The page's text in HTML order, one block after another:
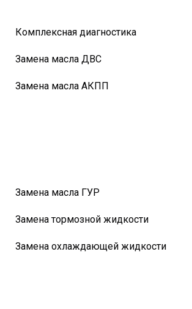
Комплексная диагностика
Замена масла ДВС
Замена масла АКПП
Замена масла ГУР
Замена тормозной жидкости
Замена охлаждающей жидкости